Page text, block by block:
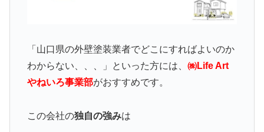
「山口県の外壁塗装業者でどこにすればよいのか
わからない、、、」といった方には、 ㈱Life Art
やねいろ事業部がおすすめです。
この会社の独自の強みは